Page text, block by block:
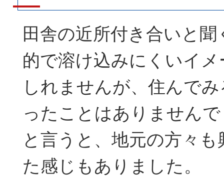
田舎の近所付き合いと
的で溶け込みにくいイ
しれませんが、住んで
ったことはありません
と言うと、地元の方々
た感じもありました。